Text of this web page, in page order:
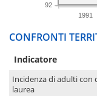
1991
92
CONFRONTI
Indicatore
Incidenza di adulti con
laurea